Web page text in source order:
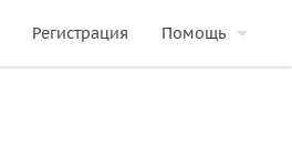
Регистрация Помощь